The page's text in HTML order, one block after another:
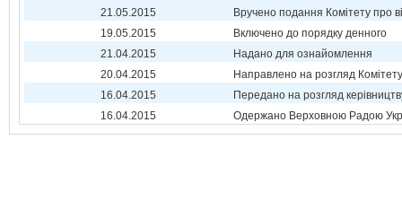
21.05.2015
Вручено подання Комітету про
19.05.2015
Включено до порядку денного
21.04.2015
Надано для ознайомлення
20.04.2015
Направлено на розгляд Комітету
16.04.2015
Передано на розгляд
16.04.2015
Одержано Верховною Радою